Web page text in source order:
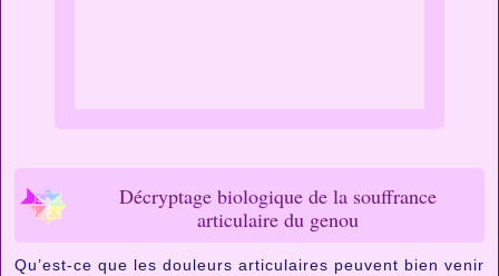
Décryptage biologique de la souffrance
articulaire du genou
Qu’est-ce que les douleurs articulaires peuvent bien venir